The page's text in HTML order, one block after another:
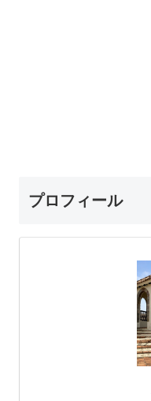
プロフィール